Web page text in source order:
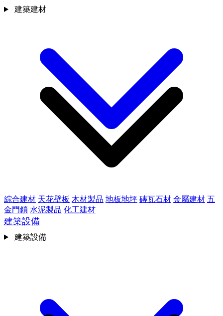
綜合建材 天花壁板 木材製品 地板地坪 磚瓦石材 金屬建材 五
金門鎖 水泥製品 化工建材
建築設備
建築建材
建築設備